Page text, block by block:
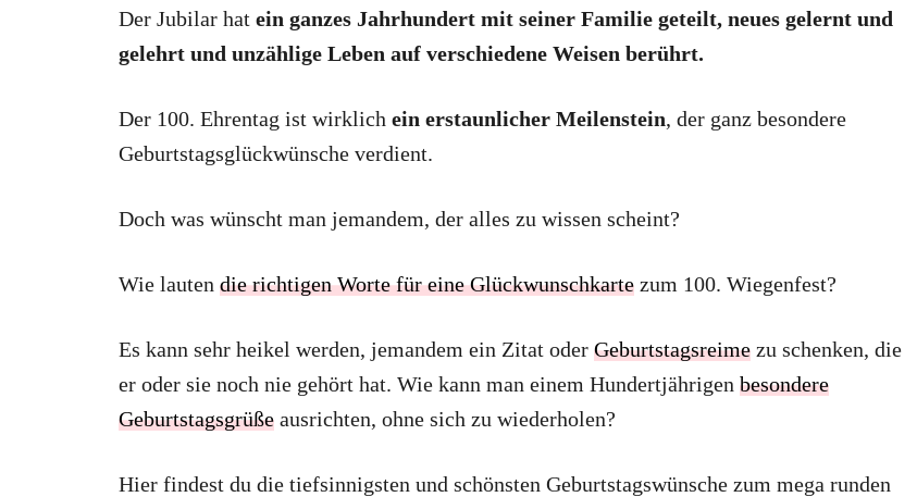
Der Jubilar hat ein ganzes Jahrhundert mit seiner Familie geteilt, neues gelernt und
gelehrt und unzählige Leben auf verschiedene Weisen berührt.
Der 100. Ehrentag ist wirklich ein erstaunlicher Meilenstein, der ganz besondere
Geburtstagsglückwünsche verdient.
Doch was wünscht man jemandem, der alles zu wissen scheint?
Wie lauten die richtigen Worte für eine Glückwunschkarte zum 100. Wiegenfest?
Es kann sehr heikel werden, jemandem ein Zitat oder Geburtstagsreime zu schenken, die
er oder sie noch nie gehört hat. Wie kann man einem Hundertjährigen besondere
Geburtstagsgrüße ausrichten, ohne sich zu wiederholen?
Hier findest du die tiefsinnigsten und schönsten Geburtstagswünsche zum mega runden